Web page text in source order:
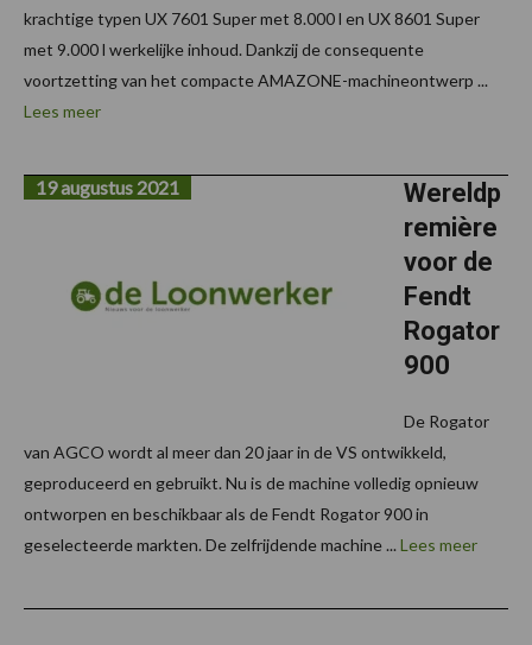
krachtige typen UX 7601 Super met 8.000 l en UX 8601 Super
met 9.000 l werkelijke inhoud. Dankzij de consequente
voortzetting van het compacte AMAZONE-machineontwerp ...
Lees meer
Wereldp
remière
voor de
Fendt
Rogator
900
19 augustus 2021
De Rogator
van AGCO wordt al meer dan 20 jaar in de VS ontwikkeld,
geproduceerd en gebruikt. Nu is de machine volledig opnieuw
ontworpen en beschikbaar als de Fendt Rogator 900 in
geselecteerde markten. De zelfrijdende machine ... Lees meer